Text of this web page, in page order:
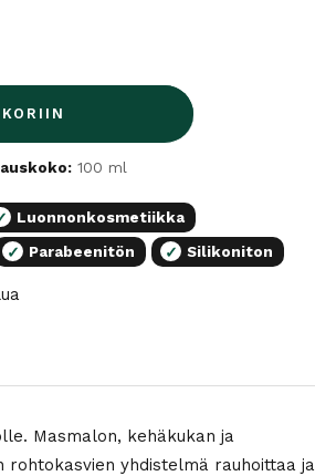
100 ml
Luonnonkosmetiikka
✓ Parabeenitön ✓ Silikoniton
Masmalon, kehäkukan ja
yhdistelmä rauhoittaa ja